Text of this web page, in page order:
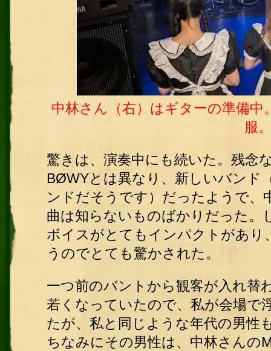
中林さん（右）はギターの準備
服
驚きは、演奏中にも続いた。残念
BØWYとは異なり、新しいバンド
ンドだそうです）だったようで
曲は知らないものばかりだった。
ボイスがとてもインパクトがあり
うのでとても驚かされた。
一つ前のバントから観客が入れ替
若くなっていたので、私が会場で
たが、私と同じような年代の男性
ちなみにその男性は、中林さんの